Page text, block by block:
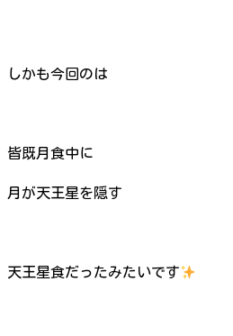
しかも今回のは
皆既月食中に
月が天王星を隠す
天王星食だったみたいです